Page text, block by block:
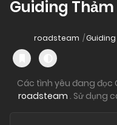
Guiding
roadsteam Guiding
Các tình yêu đang đọc
roadsteam . Sử dụng